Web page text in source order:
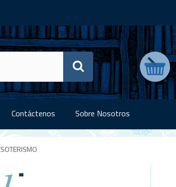
Contáctenos Sobre Nosotros